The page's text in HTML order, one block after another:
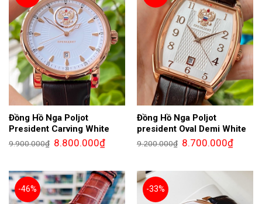
Đồng Hồ Nga Poljot
President Carving White
9.900.000₫ Giá
gốc
8.800.000₫Giá
hiện
8.800.000₫.
Đồng Hồ Nga Poljot
president Oval Demi White
9.200.000₫ Giá
gốc
8.700.000₫Giá
hiện
-46%
-33%